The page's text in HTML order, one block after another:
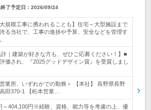
終了予定日： 2026/09/24
大規模工事に携われることも】住宅～大型施設まで
る当社で、工事の進捗や予算、安全などを管理す
許｜建築が好きな方も、ぜひご応募ください！】■
価され、『2025グッドデザイン賞』を受賞しまし
業所、いずれかでの勤務＞ 【本社】 長野県長野
田370-1 【松本営業…
～404,100円※経験、資格、能力等を考慮の上、優